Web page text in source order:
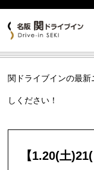
関ドライブインの最
しください！
【1.20(土)21(